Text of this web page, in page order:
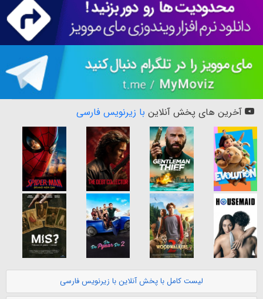
آخرین های پخش آنلاین با زیرنویس فارسی
لیست کامل با پخش آنلاین با زیرنویس فارسی